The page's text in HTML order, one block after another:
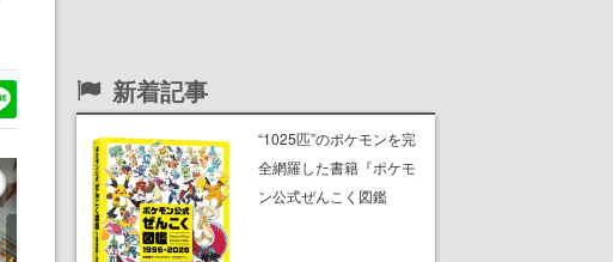
新着記事
“1025匹”のポケモンを完
全網羅した書籍『ポケモ
ン公式ぜんこく図鑑